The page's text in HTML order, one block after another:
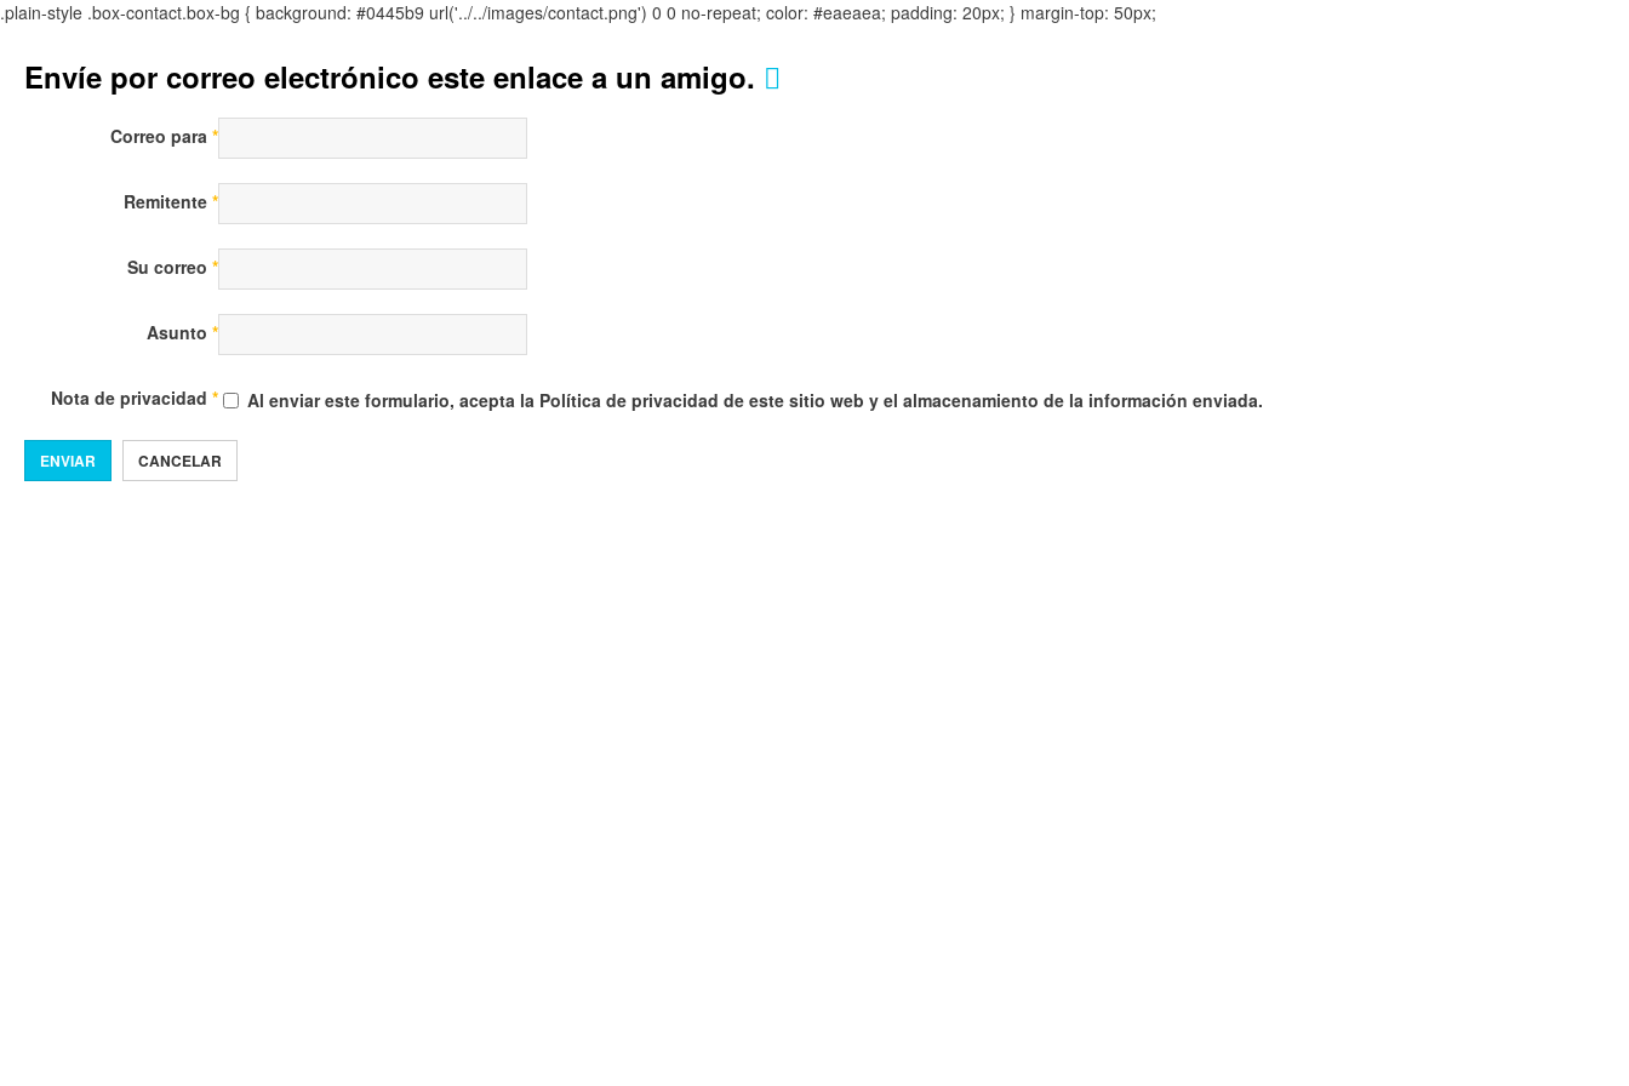
.plain-style .box-contact.box-bg { background: #0445b9 url('../../images/contact.png') 0 0 no-repeat; color: #eaeaea; padding: 20px; } margin-top: 50px;
Envíe por correo electrónico este enlace a un amigo.
Correo para *
Remitente *
Su correo *
Asunto *
Nota de privacidad * Al enviar este formulario, acepta la Política de privacidad de este sitio web y el almacenamiento de la información enviada.
ENVIAR CANCELAR